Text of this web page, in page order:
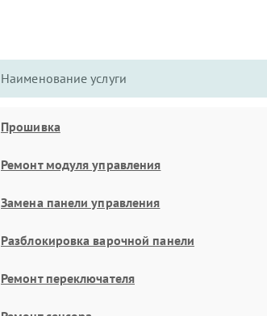
Наименование услуги
Прошивка
Ремонт модуля управления
Замена панели управления
Разблокировка варочной панели
Ремонт переключателя